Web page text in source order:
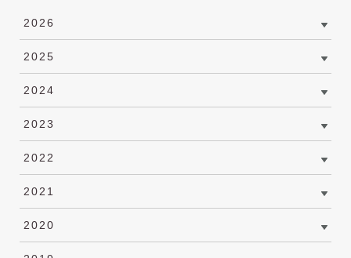
2026
2025
2024
2023
2022
2021
2020